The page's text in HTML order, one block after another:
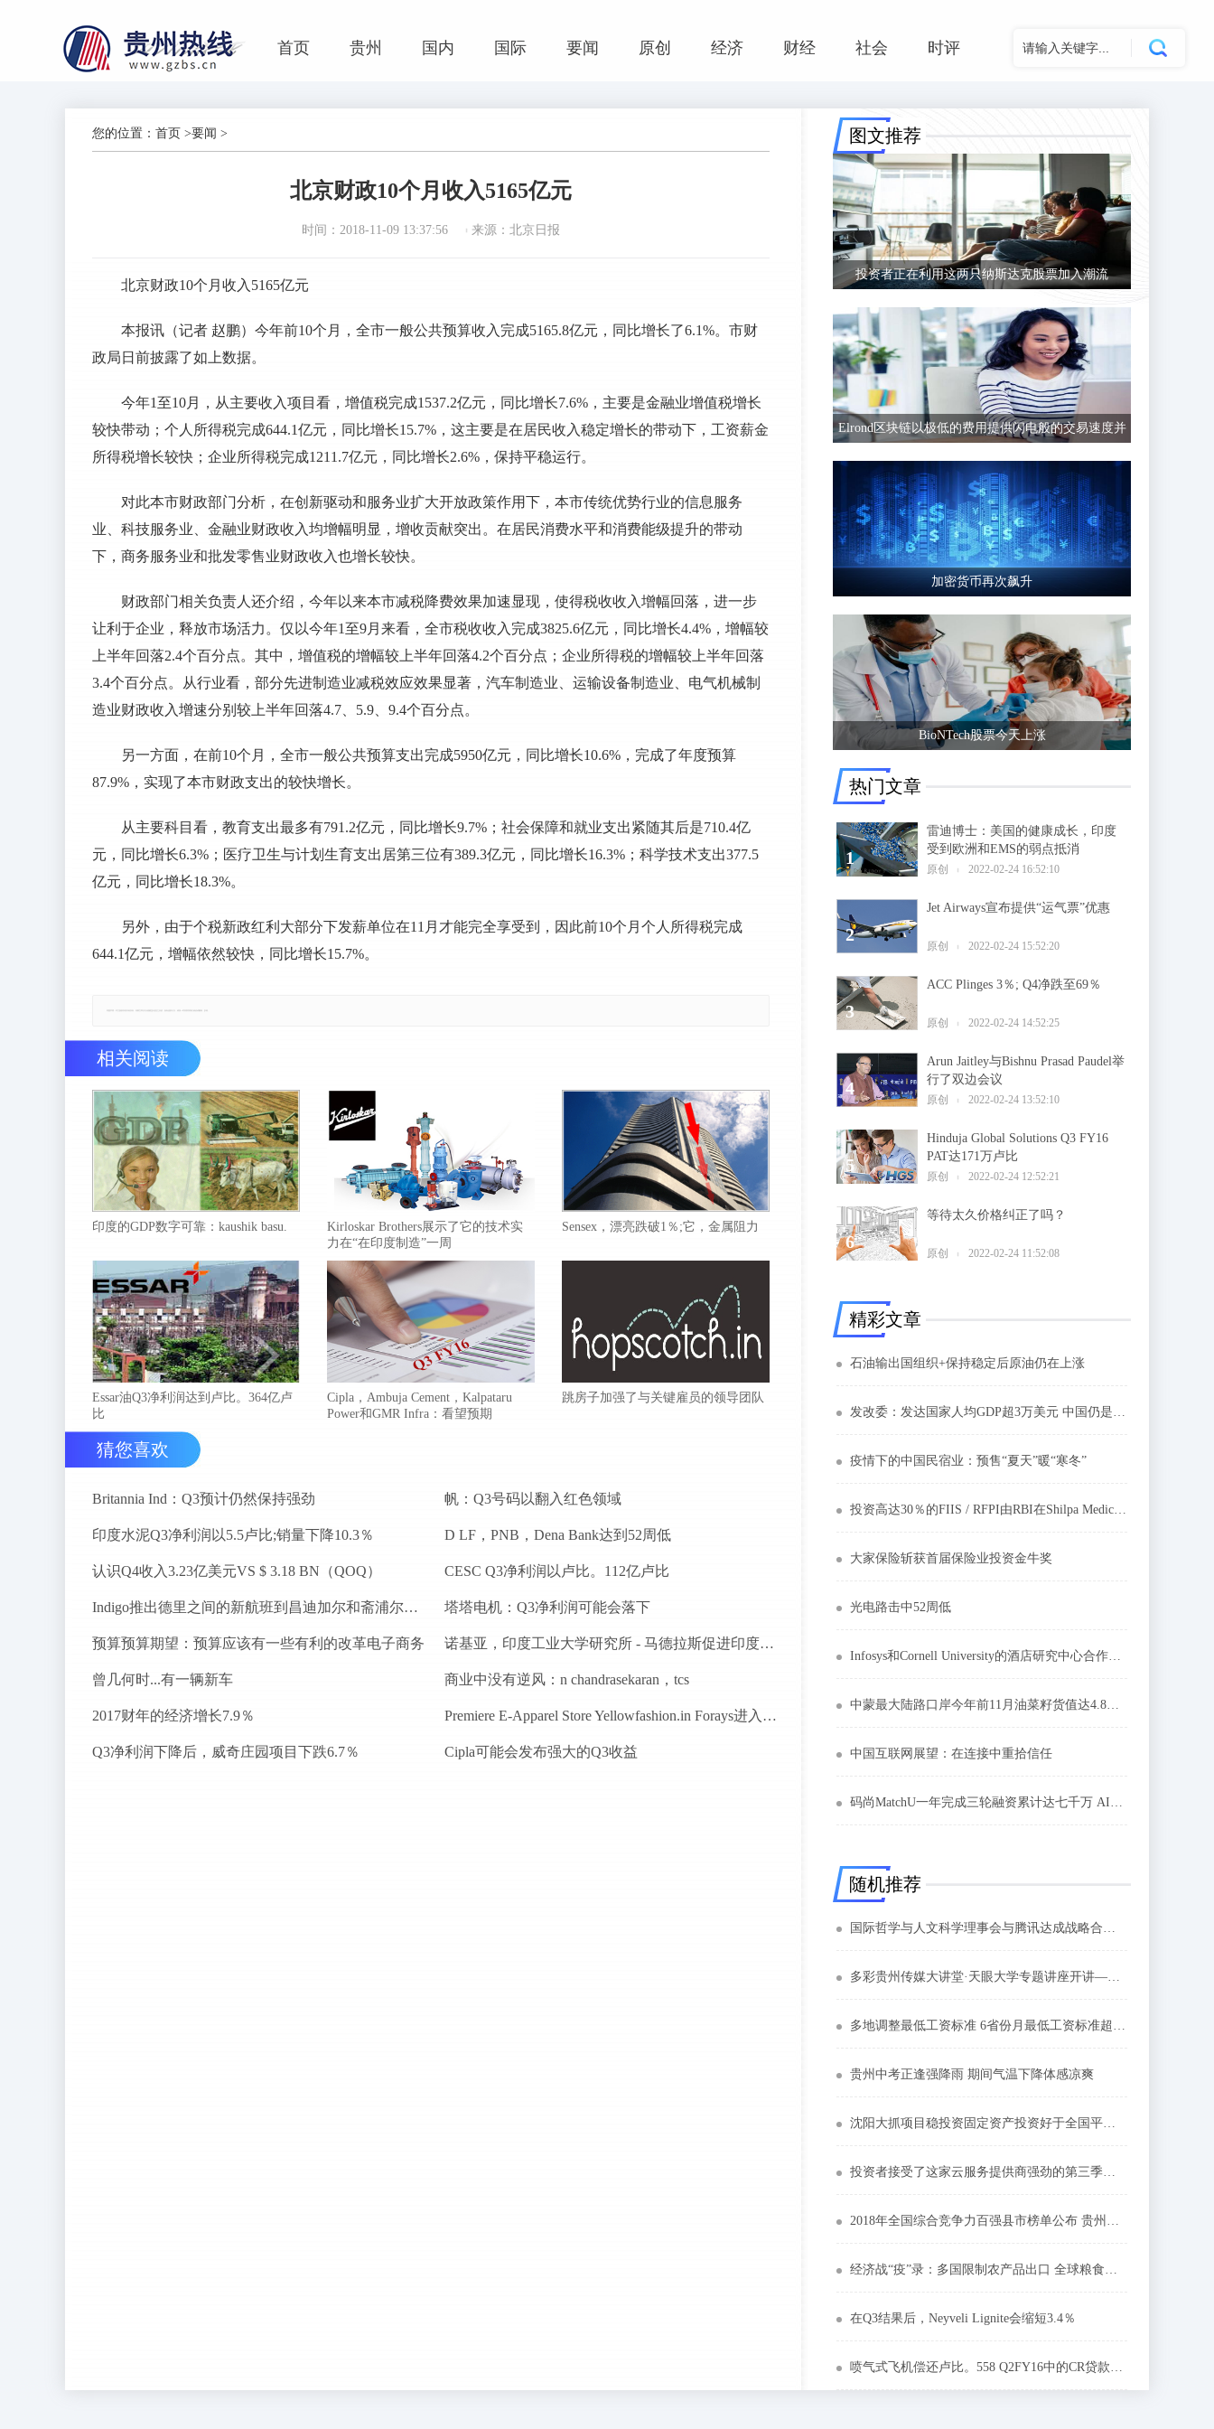
首页 贵州 国内 国际 要闻 原创 经济 财经 社会 时评
您的位置： 首页 >要闻 >
北京财政10个月收入5165亿元
时间：2018-11-09 13:37:56 来源：北京日报
北京财政10个月收入5165亿元
本报讯（记者 赵鹏）今年前10个月，全市一般公共预算收入完成5165.8亿元，同比增长了6.1%。市财
政局日前披露了如上数据。
今年1至10月，从主要收入项目看，增值税完成1537.2亿元，同比增长7.6%，主要是金融业增值税增长
较快带动；个人所得税完成644.1亿元，同比增长15.7%，这主要是在居民收入稳定增长的带动下，工资薪金
所得税增长较快；企业所得税完成1211.7亿元，同比增长2.6%，保持平稳运行。
对此本市财政部门分析，在创新驱动和服务业扩大开放政策作用下，本市传统优势行业的信息服务
业、科技服务业、金融业财政收入均增幅明显，增收贡献突出。在居民消费水平和消费能级提升的带动
下，商务服务业和批发零售业财政收入也增长较快。
财政部门相关负责人还介绍，今年以来本市减税降费效果加速显现，使得税收收入增幅回落，进一步
让利于企业，释放市场活力。仅以今年1至9月来看，全市税收收入完成3825.6亿元，同比增长4.4%，增幅较
上半年回落2.4个百分点。其中，增值税的增幅较上半年回落4.2个百分点；企业所得税的增幅较上半年回落
3.4个百分点。从行业看，部分先进制造业减税效应效果显著，汽车制造业、运输设备制造业、电气机械制
造业财政收入增速分别较上半年回落4.7、5.9、9.4个百分点。
另一方面，在前10个月，全市一般公共预算支出完成5950亿元，同比增长10.6%，完成了年度预算
87.9%，实现了本市财政支出的较快增长。
从主要科目看，教育支出最多有791.2亿元，同比增长9.7%；社会保障和就业支出紧随其后是710.4亿
元，同比增长6.3%；医疗卫生与计划生育支出居第三位有389.3亿元，同比增长16.3%；科学技术支出377.5
亿元，同比增长18.3%。
另外，由于个税新政红利大部分下发薪单位在11月才能完全享受到，因此前10个月个人所得税完成
644.1亿元，增幅依然较快，同比增长15.7%。
相关阅读
印度的GDP数字可靠：kaushik basu.
Kirloskar Brothers展示了它的技术实
力在“在印度制造”一周
Sensex，漂亮跌破1％;它，金属阻力
Essar油Q3净利润达到卢比。364亿卢
比
Cipla，Ambuja Cement，Kalpataru
Power和GMR Infra：看望预期
跳房子加强了与关键雇员的领导团队
猜您喜欢
Britannia Ind：Q3预计仍然保持强劲 帆：Q3号码以翻入红色领域
印度水泥Q3净利润以5.5卢比;销量下降10.3％ D LF，PNB，Dena Bank达到52周低
认识Q4收入3.23亿美元VS $ 3.18 BN（QOQ） CESC Q3净利润以卢比。112亿卢比
Indigo推出德里之间的新航班到昌迪加尔和斋浦尔到浦那路线 塔塔电机：Q3净利润可能会落下
预算预算期望：预算应该有一些有利的改革电子商务 诺基亚，印度工业大学研究所 - 马德拉斯促进印度农村的宽带连接
曾几何时...有一辆新车 商业中没有逆风：n chandrasekaran，tcs
2017财年的经济增长7.9％ Premiere E-Apparel Store Yellowfashion.in Forays进入Srilanka
Q3净利润下降后，威奇庄园项目下跌6.7％ Cipla可能会发布强大的Q3收益
图文推荐
投资者正在利用这两只纳斯达克股票加入潮流
Elrond区块链以极低的费用提供闪电般的交易速度并
加密货币再次飙升
BioNTech股票今天上涨
热门文章
雷迪博士：美国的健康成长，印度
受到欧洲和EMS的弱点抵消
原创 2022-02-24 16:52:10
1
Jet Airways宣布提供“运气票”优惠
原创 2022-02-24 15:52:20
2
ACC Plinges 3％; Q4净跌至69％
原创 2022-02-24 14:52:25
3
Arun Jaitley与Bishnu Prasad Paudel举
行了双边会议
原创 2022-02-24 13:52:10
4
Hinduja Global Solutions Q3 FY16
PAT达171万卢比
原创 2022-02-24 12:52:21
5
等待太久价格纠正了吗？
原创 2022-02-24 11:52:08
6
精彩文章
石油输出国组织+保持稳定后原油仍在上涨
发改委：发达国家人均GDP超3万美元 中国仍是发展中国家
疫情下的中国民宿业：预售“夏天”暖“寒冬”
投资高达30％的FIIS / RFPI由RBI在Shilpa Medicare允许;股票飙升3％
大家保险斩获首届保险业投资金牛奖
光电路击中52周低
Infosys和Cornell University的酒店研究中心合作设计行业研究
中蒙最大陆路口岸今年前11月油菜籽货值达4.8亿元
中国互联网展望：在连接中重拾信任
码尚MatchU一年完成三轮融资累计达七千万 AI定制创造新体验
随机推荐
国际哲学与人文科学理事会与腾讯达成战略合作 聚焦新文创对全球数字文化产业影响
多彩贵州传媒大讲堂·天眼大学专题讲座开讲—— 书写农村产业革命精彩华章
多地调整最低工资标准 6省份月最低工资标准超2000元
贵州中考正逢强降雨 期间气温下降体感凉爽
沈阳大抓项目稳投资固定资产投资好于全国平均水平
投资者接受了这家云服务提供商强劲的第三季度报告
2018年全国综合竞争力百强县市榜单公布 贵州以三席居西部之首
经济战“疫”录：多国限制农产品出口 全球粮食安全前景如何？
在Q3结果后，Neyveli Lignite会缩短3.4％
喷气式飞机偿还卢比。558 Q2FY16中的CR贷款：CO官方